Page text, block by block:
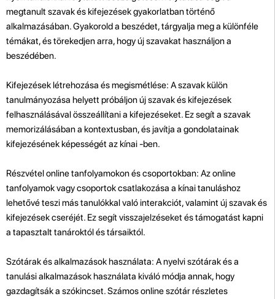
megtanult szavak és kifejezések gyakorlatban történő
alkalmazásában. Gyakorold a beszédet, tárgyalja meg a különféle
témákat, és törekedjen arra, hogy új szavakat használjon a
beszédében.
Kifejezések létrehozása és megismétlése: A szavak külön
tanulmányozása helyett próbáljon új szavak és kifejezések
felhasználásával összeállítani a kifejezéseket. Ez segít a szavak
memorizálásában a kontextusban, és javítja a gondolatainak
kifejezésének képességét az kínai -ben.
Részvétel online tanfolyamokon és csoportokban: Az online
tanfolyamok vagy csoportok csatlakozása a kínai tanuláshoz
lehetővé teszi más tanulókkal való interakciót, valamint új szavak és
kifejezések cseréjét. Ez segít visszajelzéseket és támogatást kapni
a tapasztalt tanároktól és társaiktól.
Szótárak és alkalmazások használata: A nyelvi szótárak és a
tanulási alkalmazások használata kiváló módja annak, hogy
gazdagítsák a szókincset. Számos online szótár részletes